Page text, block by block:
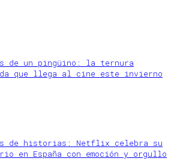
de un pingüino: la ternura
que llega al cine este invierno
de historias: Netflix celebra su
en España con emoción y orgullo